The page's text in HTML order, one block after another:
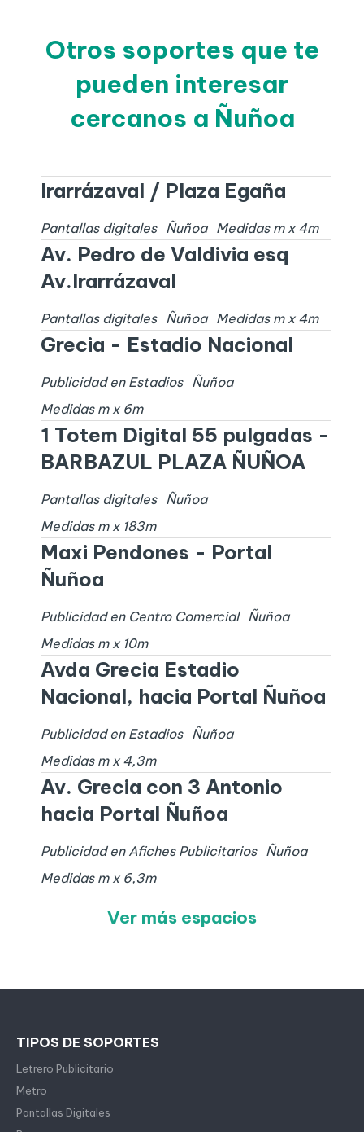
Otros soportes que te
pueden interesar
cercanos a Ñuñoa
Irarrázaval / Plaza Egaña
Pantallas digitales Ñuñoa Medidas m x 4m
Av. Pedro de Valdivia esq
Av.Irarrázaval
Pantallas digitales Ñuñoa Medidas m x 4m
Grecia - Estadio Nacional
Publicidad en Estadios
Ñuñoa
Medidas m x 6m
1 Totem Digital 55 pulgadas -
BARBAZUL PLAZA ÑUÑOA
Pantallas digitales
Ñuñoa
Medidas m x 183m
Maxi Pendones - Portal
Ñuñoa
Publicidad en Centro Comercial
Ñuñoa
Medidas m x 10m
Avda Grecia Estadio
Nacional, hacia Portal Ñuñoa
Publicidad en Estadios
Ñuñoa
Medidas m x 4,3m
Av. Grecia con 3 Antonio
hacia Portal Ñuñoa
Publicidad en Afiches Publicitarios
Ñuñoa
Medidas m x 6,3m
Ver más espacios
TIPOS DE SOPORTES
Letrero Publicitario
Metro
Pantallas Digitales